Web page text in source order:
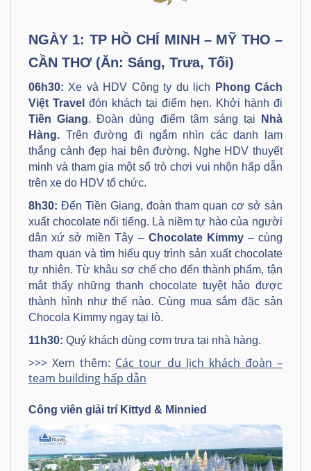
NGÀY 1: TP HỒ CHÍ MINH – MỸ THO –
CẦN THƠ (Ăn: Sáng, Trưa, Tối)
06h30: Xe và HDV Công ty du lịch
Phong Cách
Việt Travel đón khách tại điểm hẹn. Khởi hành đi
Tiền Giang. Đoàn dùng điểm tâm sáng tại
Nhà
Hàng. Trên đường đi ngắm nhìn các danh lam
thắng cảnh đẹp hai bên đường. Nghe HDV thuyết
minh và tham gia một số trò chơi vui nhộn hấp dẫn
trên xe do HDV tổ chức.
8h30: Đến Tiền Giang, đoàn tham quan cơ sở sản
xuất chocolate nổi tiếng. Là niềm tự hào của người
dân xứ sở miền Tây – Chocolate Kimmy– cùng
tham quan và tìm hiểu quy trình sản xuất chocolate
tự nhiên. Từ khâu sơ chế cho đến thành phẩm, tận
mắt thấy những thanh chocolate tuyệt hảo được
thành hình như thế nào. Cùng mua sắm đặc sản
Chocola Kimmy ngay tại lò.
11h30: Quý khách dùng cơm trưa tại nhà hàng.
>>> Xem thêm: Các tour du lịch khách đoàn –
team building hấp dẫn
Công viên giải trí Kittyd & Minnied